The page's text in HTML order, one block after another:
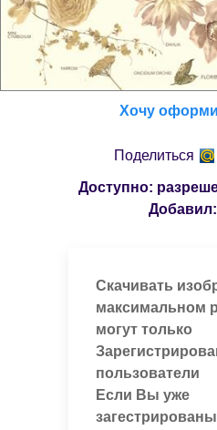
Хочу
Поделиться
Доступно:
Добавил:
Скачивать
максимальном
могут только
пользователи
Если Вы уже